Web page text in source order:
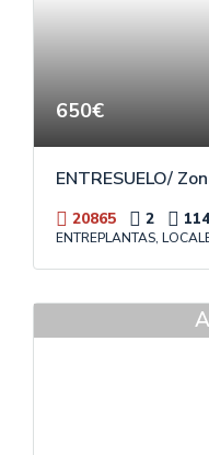
650€
ENTRESUELO/
20865 2 114
ENTREPLANTAS,